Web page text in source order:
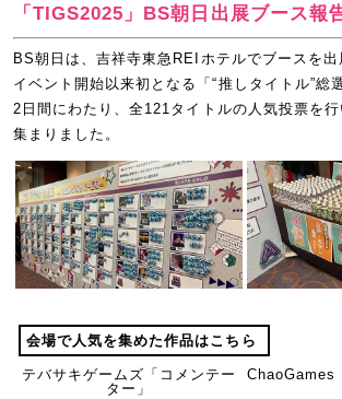
「TIGS2025」BS朝日出展ブース報
BS朝日は、吉祥寺東急REIホテルでブースを出
イベント開始以来初となる「“推しタイトル”総
2日間にわたり、全121タイトルの人気投票を
集まりました。
会場で人気を集めた作品はこちら
テバサキゲームズ「コメンテー
ター」
ChaoGames